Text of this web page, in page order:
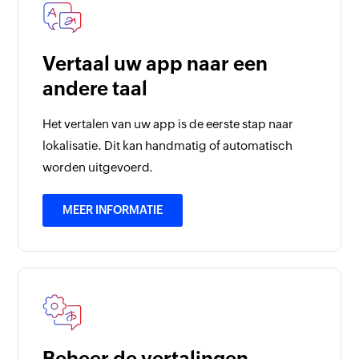
Vertaal uw app naar een
andere taal
Het vertalen van uw app is de eerste stap naar
lokalisatie. Dit kan handmatig of automatisch
worden uitgevoerd.
MEER INFORMATIE